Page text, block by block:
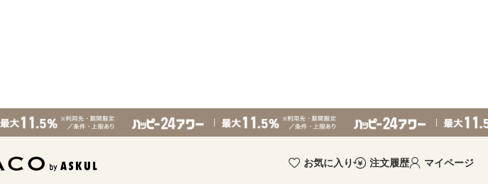
お気に入り 注文履歴 マイページ